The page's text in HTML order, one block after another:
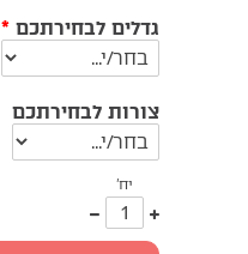
גדלים לבחירתכם *
צורות לבחירתכם
יח'
עוד
אחד